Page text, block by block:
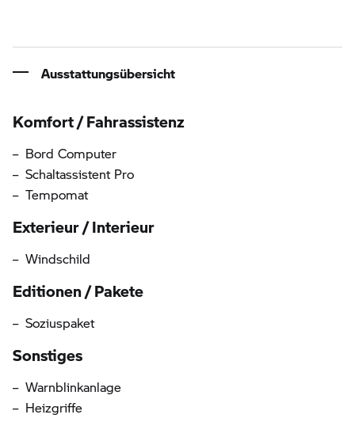
Ausstattungsübersicht
Informationen über die Ausstattung
Komfort / Fahrassistenz
Bord Computer
Schaltassistent Pro
Tempomat
Exterieur / Interieur
Windschild
Editionen / Pakete
Soziuspaket
Sonstiges
Warnblinkanlage
Heizgriffe